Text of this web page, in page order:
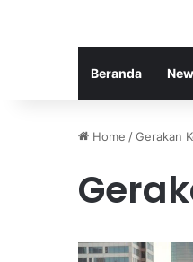
Beranda
Home /Gerakan